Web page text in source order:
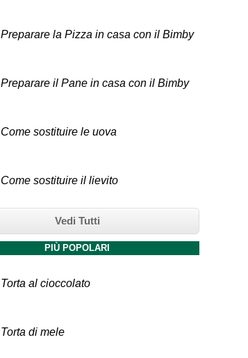
Preparare la Pizza in casa con il Bimby
Preparare il Pane in casa con il Bimby
Come sostituire le uova
Come sostituire il lievito
Vedi Tutti
PIÙ POPOLARI
Torta al cioccolato
Torta di mele